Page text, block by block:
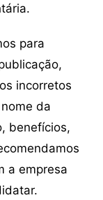
para
incorretos
da
benefícios,
a empresa